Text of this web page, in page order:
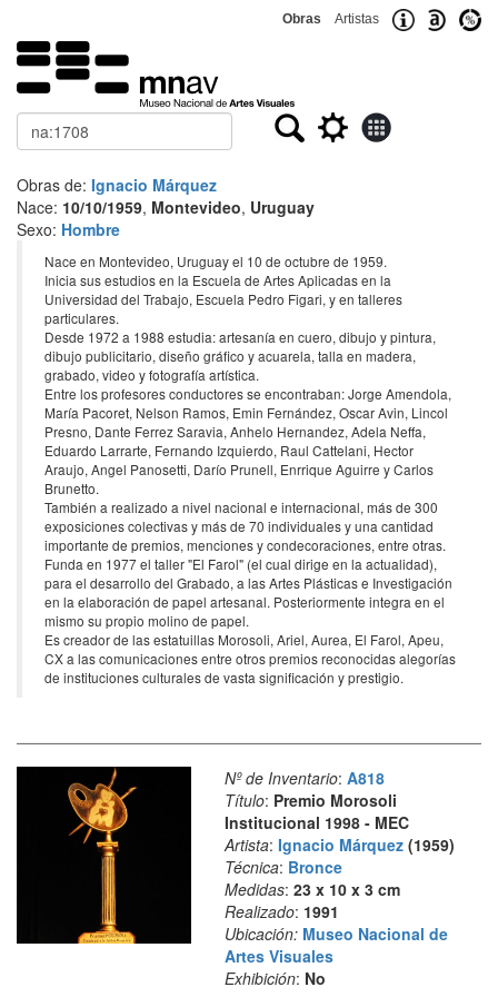
Obras Artistas
Buscar
Obras de: Ignacio Márquez
Nace: 10/10/1959, Montevideo, Uruguay
Sexo: Hombre
Nace en Montevideo, Uruguay el 10 de octubre de 1959.
Inicia sus estudios en la Escuela de Artes Aplicadas en la
Universidad del Trabajo, Escuela Pedro Figari, y en talleres
particulares.
Desde 1972 a 1988 estudia: artesanía en cuero, dibujo y pintura,
dibujo publicitario, diseño gráfico y acuarela, talla en madera,
grabado, video y fotografía artística.
Entre los profesores conductores se encontraban: Jorge Amendola,
María Pacoret, Nelson Ramos, Emin Fernández, Oscar Avin, Lincol
Presno, Dante Ferrez Saravia, Anhelo Hernandez, Adela Neffa,
Eduardo Larrarte, Fernando Izquierdo, Raul Cattelani, Hector
Araujo, Angel Panosetti, Darío Prunell, Enrrique Aguirre y Carlos
Brunetto.
También a realizado a nivel nacional e internacional, más de 300
exposiciones colectivas y más de 70 individuales y una cantidad
importante de premios, menciones y condecoraciones, entre otras.
Funda en 1977 el taller "El Farol" (el cual dirige en la actualidad),
para el desarrollo del Grabado, a las Artes Plásticas e Investigación
en la elaboración de papel artesanal. Posteriormente integra en el
mismo su propio molino de papel.
Es creador de las estatuillas Morosoli, Ariel, Aurea, El Farol, Apeu,
CX a las comunicaciones entre otros premios reconocidas alegorías
de instituciones culturales de vasta significación y prestigio.
Nº de Inventario: A818
Título: Premio Morosoli
Institucional 1998 - MEC
Artista: Ignacio Márquez(1959)
Técnica: Bronce
Medidas: 23 x 10 x 3 cm
Realizado: 1991
Ubicación: Museo Nacional de
Artes Visuales
Exhibición: No